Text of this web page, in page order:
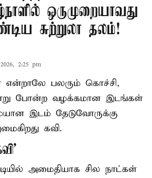
ஒருமுறையாவது
சுற்றுலா தலம்!
2:25 pm
என்றாலே பலரும் கொச்சி,
போன்ற வழக்கமான இடங்கள்
இடம் தேடுவோருக்கு
கவி.
அமைதியாக சில நாட்கள்